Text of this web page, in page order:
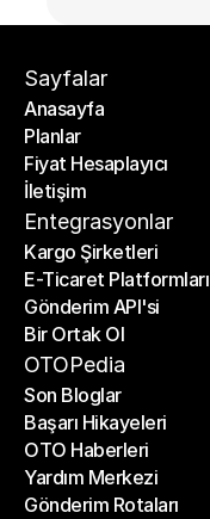
Sayfalar
Anasayfa
Anasayfa
Planlar
Planlar
Fiyat Hesaplayıcı
Fiyat Hesaplayıcı
İletişim
İletişim
Entegrasyonlar
Kargo Şirketleri
Kargo Şirketleri
E-Ticaret Platformları
E-Ticaret Platformları
Gönderim API'si
Gönderim API'si
Bir Ortak Ol
Bir Ortak Ol
OTOPedia
Son Bloglar
Son Bloglar
Başarı Hikayeleri
Başarı Hikayeleri
OTO Haberleri
OTO Haberleri
Yardım Merkezi
Yardım Merkezi
Gönderim Rotaları